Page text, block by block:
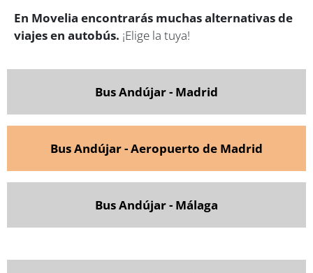
En Movelia encontrarás muchas alternativas de
viajes en autobús. ¡Elige la tuya!
Bus Andújar - Madrid
Bus Andújar - Aeropuerto de Madrid
Bus Andújar - Málaga